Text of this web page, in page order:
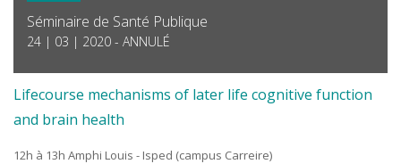
Séminaire de Santé Publique
24 | 03 | 2020 - ANNULÉ
Lifecourse mechanisms of later life cognitive function
and brain health
12h à 13h Amphi Louis - Isped (campus Carreire)